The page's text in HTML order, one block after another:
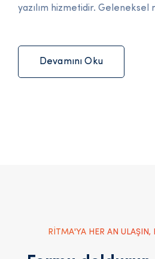
yazılım hizmetidir. Geleneksel
Devamını Oku
RİTMA'YA HER AN ULAŞIN,